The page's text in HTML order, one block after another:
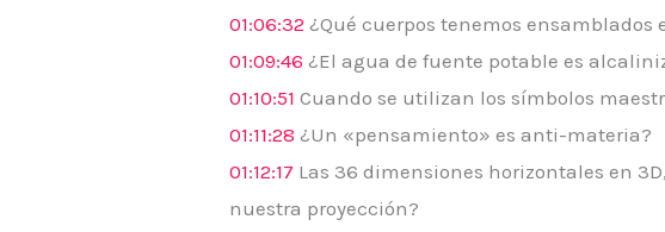
01:06:32 ¿Qué cuerpos tenemos ensamblados
01:09:46 ¿El agua de fuente potable es
01:10:51 Cuando se utilizan los símbolos
01:11:28 ¿Un «pensamiento» es anti-materia?
01:12:17 Las 36 dimensiones horizontales en
nuestra proyección?